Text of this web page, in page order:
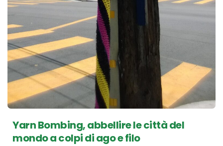
Yarn Bombing, abbellire le città del
mondo a colpi di ago e filo